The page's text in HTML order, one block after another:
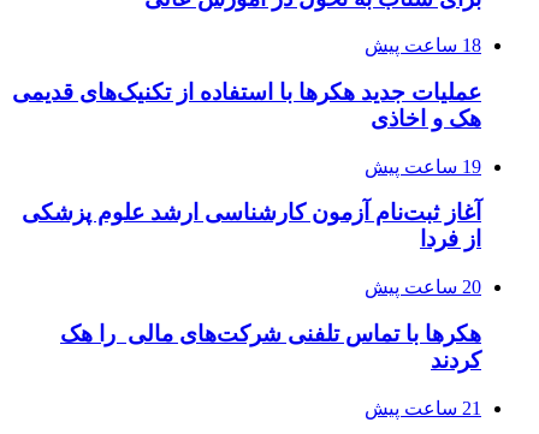
18 ساعت پیش
عملیات جدید هکرها با استفاده از تکنیک‌های قدیمی
هک و اخاذی
19 ساعت پیش
آغاز ثبت‌نام‌ آزمون کارشناسی ارشد علوم پزشکی
از فردا
20 ساعت پیش
هکرها با تماس تلفنی شرکت‌های مالی را هک
کردند
21 ساعت پیش